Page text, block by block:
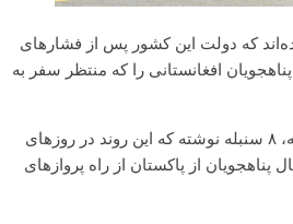
که دولت این کشور پس از فشارهای
افغانستانی را که منتظر سفر به
روزنامه‌ی «ولت» امروز شنبه، ۸ سنبله نوشته که این روند در روزهای
پناهجویان از پاکستان از راه پروازهای